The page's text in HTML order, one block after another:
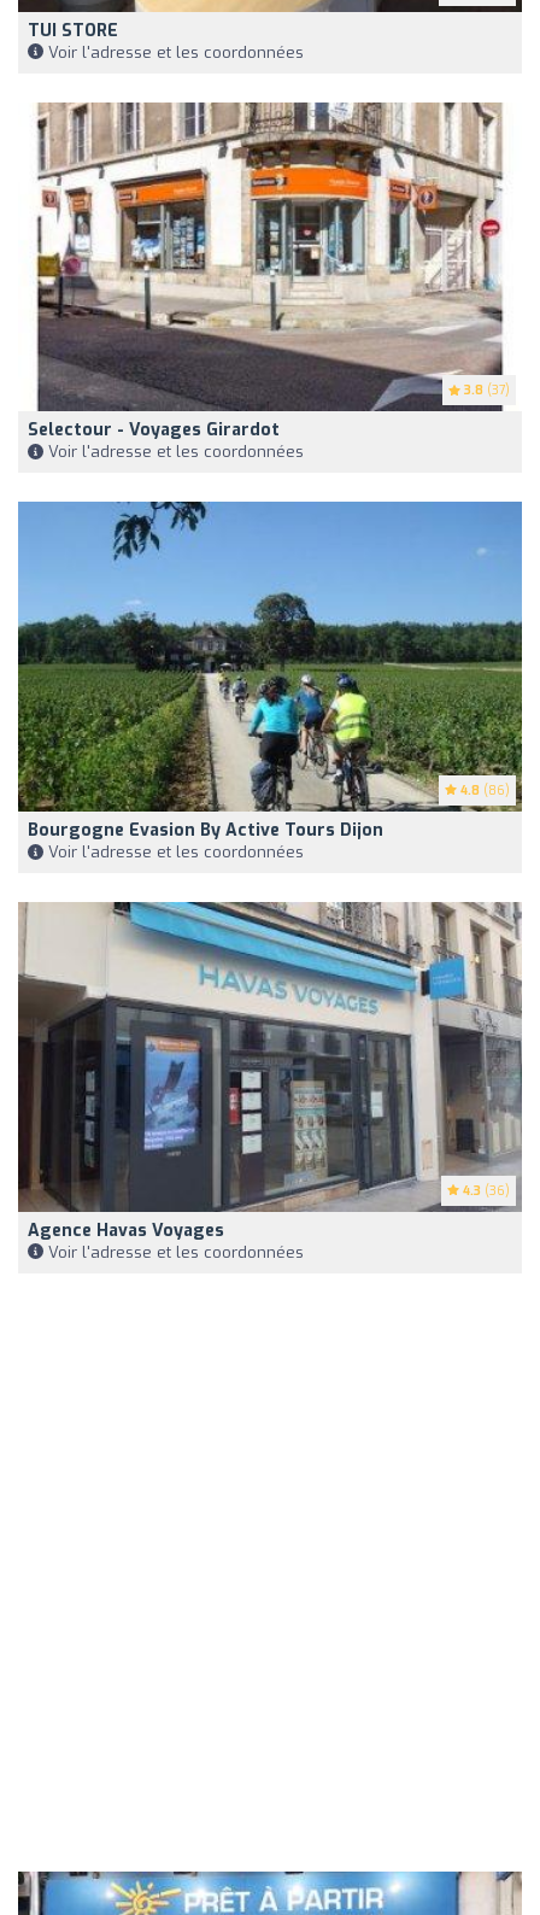
TUI STORE
Voir l'adresse et les coordonnées
3.8 (37)
Selectour - Voyages Girardot
Voir l'adresse et les coordonnées
4.8 (86)
Bourgogne Evasion By Active Tours Dijon
Voir l'adresse et les coordonnées
4.3 (36)
Agence Havas Voyages
Voir l'adresse et les coordonnées